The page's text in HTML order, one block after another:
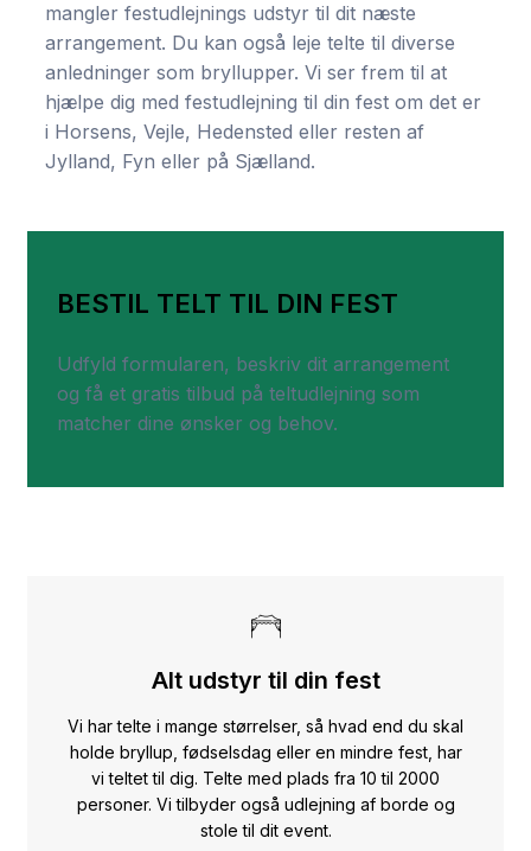
mangler festudlejnings udstyr til dit næste
arrangement. Du kan også leje telte til diverse
anledninger som bryllupper. Vi ser frem til at
hjælpe dig med festudlejning til din fest om det er
i Horsens, Vejle, Hedensted eller resten af
Jylland, Fyn eller på Sjælland.
BESTIL TELT TIL DIN FEST
Udfyld formularen, beskriv dit arrangement
og få et gratis tilbud på teltudlejning som
matcher dine ønsker og behov.
Alt udstyr til din fest
Vi har telte i mange størrelser, så hvad end du skal
holde bryllup, fødselsdag eller en mindre fest, har
vi teltet til dig. Telte med plads fra 10 til 2000
personer. Vi tilbyder også udlejning af borde og
stole til dit event.